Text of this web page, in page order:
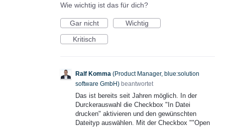
Wie wichtig ist das für dich?
Gar nicht
Wichtig
Kritisch
Ralf Komma (Product Manager, blue:solution
software GmbH) beantwortet
Das ist bereits seit Jahren möglich. In der
Durckerauswahl die Checkbox "In Datei
drucken" aktivieren und den gewünschten
Dateityp auswählen. Mit der Checkbox ""Open